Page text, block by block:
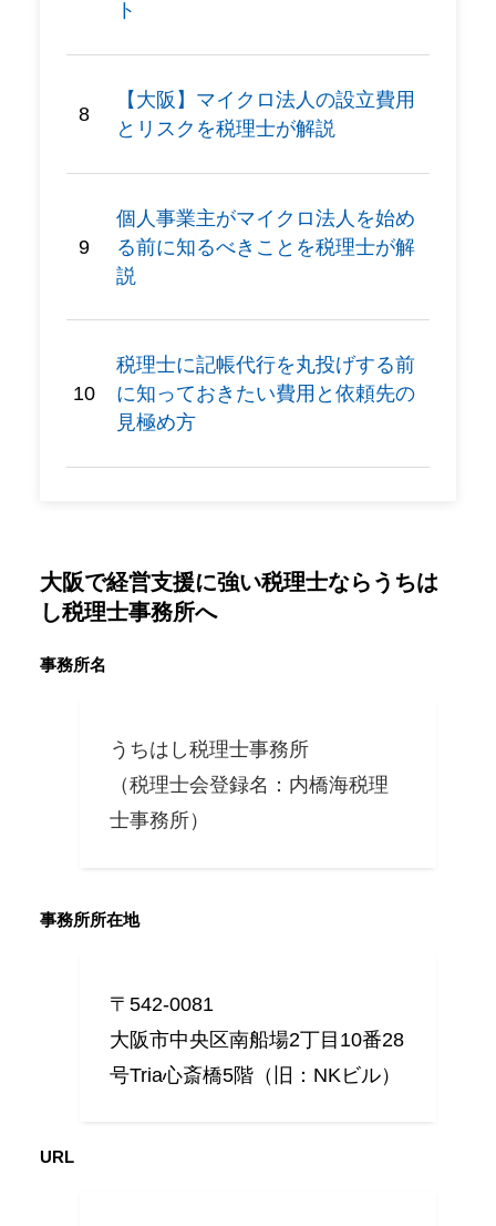
ト
【大阪】マイクロ法人の設立費用
とリスクを税理士が解説
個人事業主がマイクロ法人を始め
る前に知るべきことを税理士が解
説
税理士に記帳代行を丸投げする前
に知っておきたい費用と依頼先の
見極め方
大阪で経営支援に強い税理士ならうちは
し税理士事務所へ
事務所名
うちはし税理士事務所
（税理士会登録名：内橋海税理
士事務所）
事務所所在地
〒542-0081
大阪市中央区南船場2丁目10番28
号Tria心斎橋5階（旧：NKビル）
URL